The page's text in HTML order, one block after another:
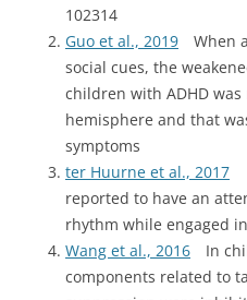
102314
Guo et al., 2019 When
social cues, the
children with ADHD
hemisphere and that
symptoms
ter Huurne et al., 2017
reported to have an
rhythm while engaged
Wang et al., 2016 In
components related to